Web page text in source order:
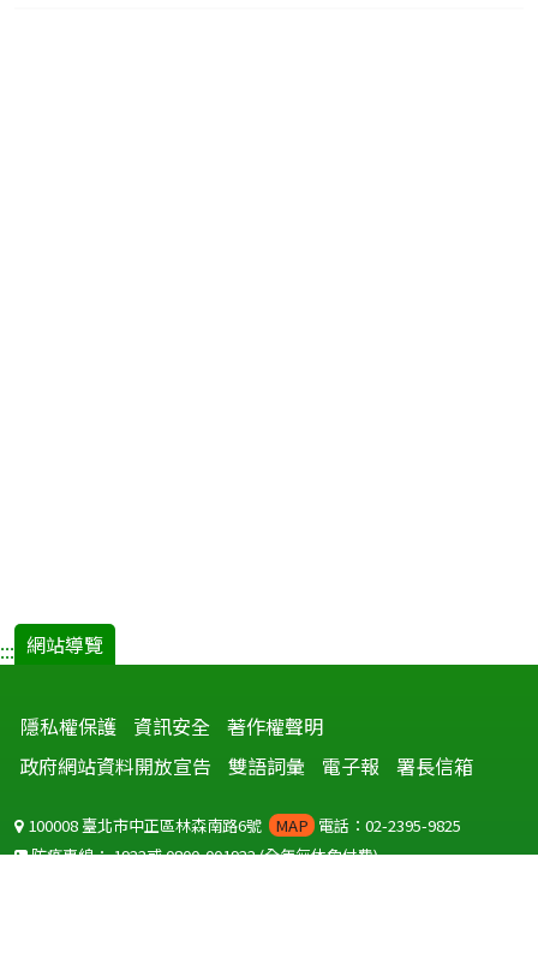
::: 網站導覽
隱私權保護 資訊安全 著作權聲明
政府網站資料開放宣告
雙語詞彙 電子報 署長信箱
100008 臺北市中正區林森南路6號 MAP 電話：02-2395-9825
防疫專線：1922或0800-001922(全年無休免付費)